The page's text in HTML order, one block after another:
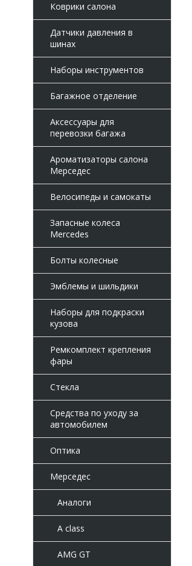
Коврики салона
Датчики давления в
шинах
Наборы инструментов
Багажное отделение
Аксессуары для
перевозки багажа
Ароматизаторы салона
Мерседес
Велосипеды и самокаты
Запасные колеса
Mercedes
Болты колесные
Эмблемы и шильдики
Наборы для подкраски
кузова
Ремкомплект крепления
фары
Стекла
Средства по уходу за
автомобилем
Оптика
Мерседес
Аналоги
A class
AMG GT